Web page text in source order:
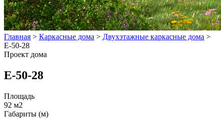
Главная > Каркасные дома > Двухэтажные каркасные дома >
E-50-28
Проект дома
E-50-28
Площадь
92 м2
Габариты (м)